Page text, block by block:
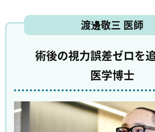
渡邊敬三 医師
術後の視力誤差ゼロを
医学博士